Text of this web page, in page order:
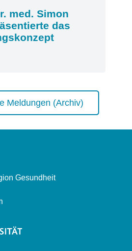
med. Simon
das
Meldungen (Archiv)
Gesundheit